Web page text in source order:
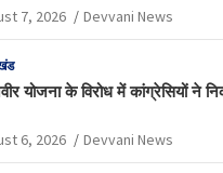
7, 2026 Devvani News
योजना के विरोध में कांग्रेसियों ने
6, 2026 Devvani News